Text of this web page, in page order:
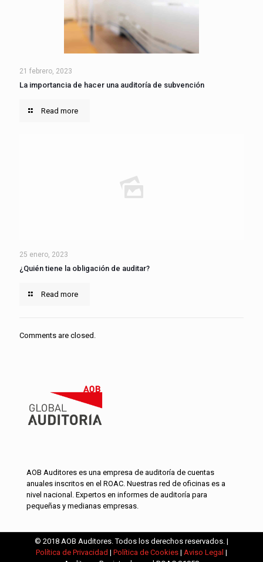
21 febrero, 2023
La importancia de hacer una auditoría de subvención
Read more
25 enero, 2023
¿Quién tiene la obligación de auditar?
Read more
Comments are closed.
AOB Auditores es una empresa de auditoría de cuentas
anuales inscritos en el ROAC. Nuestras red de oficinas es a
nivel nacional. Expertos en informes de auditoría para
pequeñas y medianas empresas.
© 2018 AOB Auditores. Todos los derechos reservados. |
Política de Privacidad | Política de Cookies | Aviso Legal |